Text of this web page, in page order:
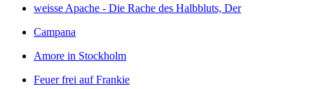
weisse Apache - Die Rache des Halbbluts, Der
Campana
Amore in Stockholm
Feuer frei auf Frankie